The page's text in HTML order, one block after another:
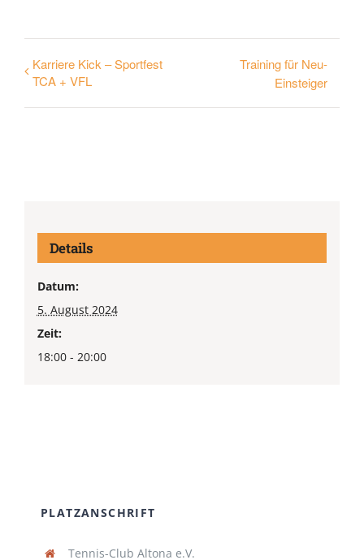
Karriere Kick – Sportfest
TCA + VFL
Training für Neu-
Einsteiger
Details
Datum:
5. August 2024
Zeit:
18:00 - 20:00
PLATZANSCHRIFT
Tennis-Club Altona e.V.